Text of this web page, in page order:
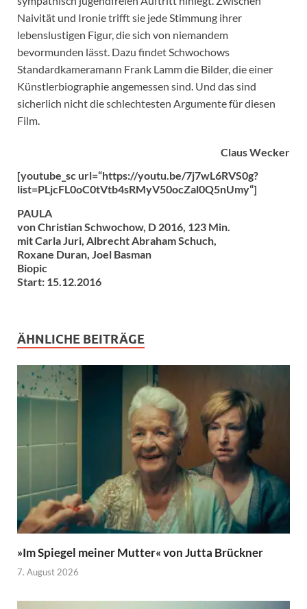
Naivität und Ironie trifft sie jede Stimmung ihrer
lebenslustigen Figur, die sich von niemandem
bevormunden lässt. Dazu findet Schwochows
Standardkameramann Frank Lamm die Bilder, die einer
Künstlerbiographie angemessen sind. Und das sind
sicherlich nicht die schlechtesten Argumente für diesen
Film.
Claus Wecker
[youtube_sc url=“https://youtu.be/7j7wL6RVS0g?
list=PLjcFL0oC0tVtb4sRMyV50ocZal0Q5nUmy“]
PAULA
von Christian Schwochow, D 2016, 123 Min.
mit Carla Juri, Albrecht Abraham Schuch,
Roxane Duran, Joel Basman
Biopic
Start: 15.12.2016
ÄHNLICHE BEITRÄGE
»Im Spiegel meiner Mutter« von Jutta Brückner
7. August 2026